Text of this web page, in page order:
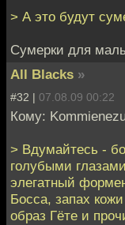
> А это будут
Сумерки для
All Blacks »
#32 | 07.08.09 00:22
Кому:
> Вдумайтесь -
голубыми
элегатный
Босса, запах
образ Гёте и